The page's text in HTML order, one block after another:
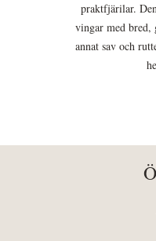
praktfjärilar.
vingar med bred,
annat sav och